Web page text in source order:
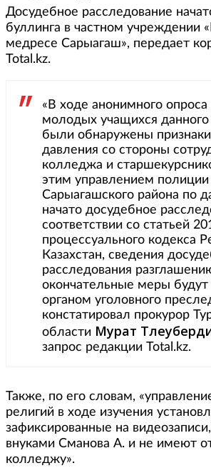
Досудебное расследование
буллинга в частном учреждении
медресе Сарыагаш», передает
Total.kz.
«В ходе анонимного опроса
молодых учащихся
были обнаружены признаки
давления со стороны
колледжа и
этим управлением полиции
Сарыагашского района по
начато досудебное
соответствии со статьей
процессуального кодекса
Казахстан, сведения
расследования
окончательные меры будут
органом уголовного
констатировал прокурор
области Мурат
запрос редакции Total.kz.
Также, по его словам,
религий в ходе изучения
зафиксированные на
внуками Сманова А. и не имеют
колледжу».